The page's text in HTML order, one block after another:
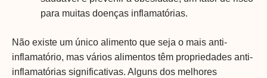
para muitas doenças inflamatórias.
Não existe um único alimento que seja o mais anti-
inflamatório, mas vários alimentos têm propriedades anti-
inflamatórias significativas. Alguns dos melhores